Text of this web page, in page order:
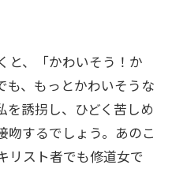
と、「かわいそう！か
も、もっとかわいそうな
を誘拐し、ひどく苦しめ
吻するでしょう。あのこ
リスト者でも修道女で